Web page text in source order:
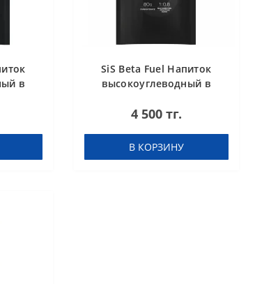
в
SiS Beta Fuel Напиток
высокоуглеводный в
Лайм
4 500 тг.
В КОРЗИНУ